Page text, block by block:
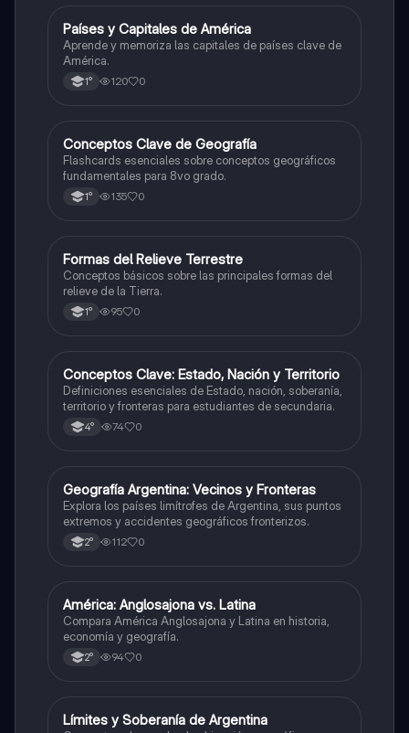
PGeografía
Países y Capitales de América
Aprende y memoriza las capitales de países clave de
América.
1° 120 0
CGeografía
Conceptos Clave de Geografía
Flashcards esenciales sobre conceptos geográficos
fundamentales para 8vo grado.
1° 135 0
FGeografía
Formas del Relieve Terrestre
Conceptos básicos sobre las principales formas del
relieve de la Tierra.
1° 95 0
CGeografía
Conceptos Clave: Estado, Nación y Territorio
Definiciones esenciales de Estado, nación, soberanía,
territorio y fronteras para estudiantes de secundaria.
4° 74 0
GGeografía
Geografía Argentina: Vecinos y Fronteras
Explora los países limítrofes de Argentina, sus puntos
extremos y accidentes geográficos fronterizos.
2° 112 0
AGeografía
América: Anglosajona vs. Latina
Compara América Anglosajona y Latina en historia,
economía y geografía.
2° 94 0
LGeografía
Límites y Soberanía de Argentina